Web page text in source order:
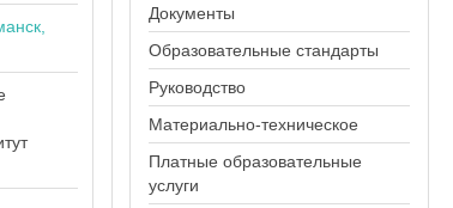
Документы
Образовательные стандарты
Руководство
Материально-техническое
Платные образовательные
услуги